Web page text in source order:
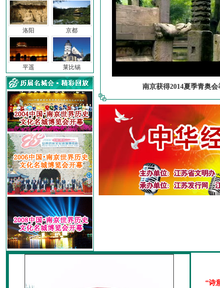
洛阳
平遥
京都
莱比锡
南京获得2014夏季青奥会
“诗